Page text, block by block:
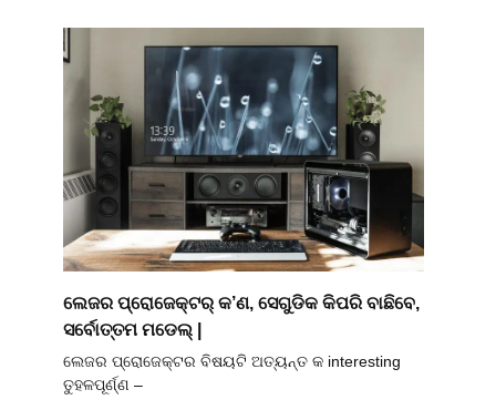
ଲେଜର ପ୍ରୋଜେକ୍ଟର୍ କ’ଣ, ସେଗୁଡିକ କିପରି ବାଛିବେ,
ସର୍ବୋତ୍ତମ ମଡେଲ୍ |
ଲେଜର ପ୍ରୋଜେକ୍ଟର ବିଷୟଟି ଅତ୍ୟନ୍ତ କ interesting
ତୁହଳପୂର୍ଣ୍ଣ –